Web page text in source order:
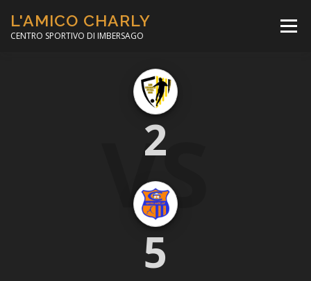
contenuto
L'AMICO CHARLY
CENTRO SPORTIVO DI IMBERSAGO
Menù
CORSO CALCIO A 5
MINIBASKET
VS
2
5